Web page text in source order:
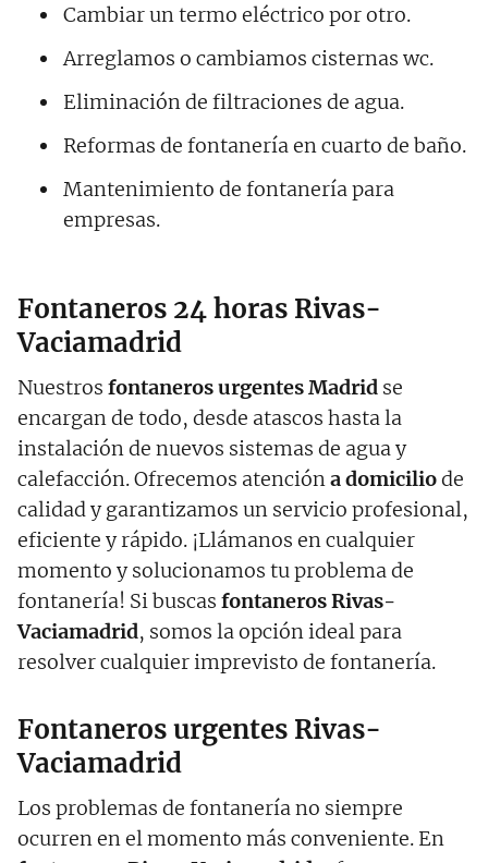
Cambiar un termo eléctrico por otro.
Arreglamos o cambiamos cisternas wc.
Eliminación de filtraciones de agua.
Reformas de fontanería en cuarto de baño.
Mantenimiento de fontanería para
empresas.
Fontaneros 24 horas Rivas-
Vaciamadrid
Nuestros fontaneros urgentes Madrid se
encargan de todo, desde atascos hasta la
instalación de nuevos sistemas de agua y
calefacción. Ofrecemos atencióna domiciliode
calidad y garantizamos un servicio profesional,
eficiente y rápido. ¡Llámanos en cualquier
momento y solucionamos tu problema de
fontanería! Si buscas fontaneros Rivas-
Vaciamadrid, somos la opción ideal para
resolver cualquier imprevisto de fontanería.
Fontaneros urgentes Rivas-
Vaciamadrid
Los problemas de fontanería no siempre
ocurren en el momento más conveniente. En